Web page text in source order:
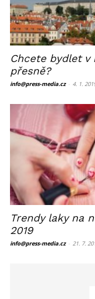
Chcete bydlet v
přesně?
info@press-media.cz 4. 1.
Trendy laky na
2019
info@press-media.cz 21. 7.